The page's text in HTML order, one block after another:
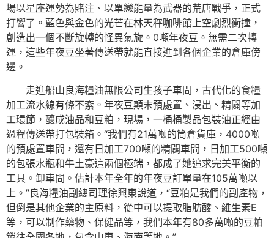
場以星座運勢為賭注、以單戀能量為武器的荒唐戰爭，正式
打響了。藍色與金色的光芒在林天秤咖啡館上空劇烈衝撞，
創造出一個不斷旋轉的怪異氣旋。0噸年夜豆。無需二次轉
運，這些年夜豆坐著傳送帶就能直接進到各個企業的倉庫傍
邊。
走進船山良海糧油無限公司生孩子車間，古代化的食糧
加工流水線有條不紊。年夜豆顛末預處置、浸出、精闢等加
工環節，釀成油品和豆粕，現場，一桶桶製品包裝油正經由
過程傳送帶打包裝箱。“我們有21萬噸的筒倉貨庫，4000噸
的預處置車間，還有日加工700噸的精闢車間，日加工500噸
的包張水瓶和牛土豪這兩個極端，都成了她追求完美平衡的
工具。卸車間。估計本年全年的年夜豆訂單量在105萬噸以
上。”良海糧油副總司理徐興東說道，“豆粕是我們的副產物，
但倒是其他企業的主原料，從中可以提取脂肪酸、維生素E
等，可以制作藥物、保健品等，我們本年有80多萬噸的豆粕